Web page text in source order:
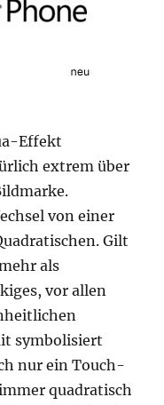
Effekt
extrem über
von einer
Gilt
als
vor allen
symbolisiert
nur ein Touch-
quadratisch